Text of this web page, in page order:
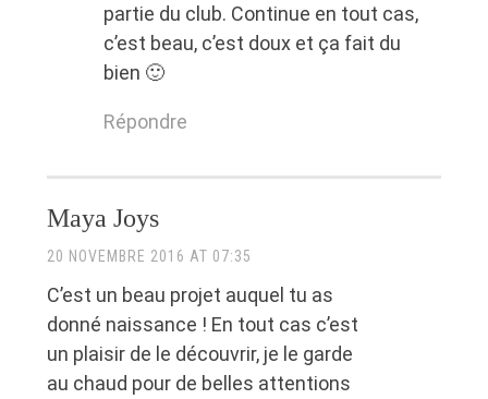
partie du club. Continue en tout cas,
c’est beau, c’est doux et ça fait du
bien 🙂
Répondre
Maya Joys
20 NOVEMBRE 2016 AT 07:35
C’est un beau projet auquel tu as
donné naissance ! En tout cas c’est
un plaisir de le découvrir, je le garde
au chaud pour de belles attentions